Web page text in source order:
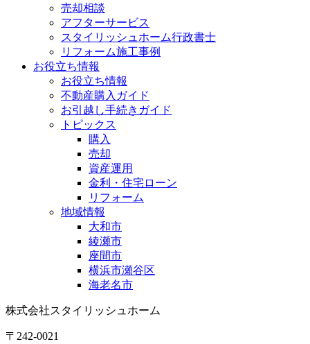
売却相談
アフターサービス
スタイリッシュホーム行政書士
リフォーム施工事例
お役立ち情報
お役立ち情報
不動産購入ガイド
お引越し手続きガイド
トピックス
購入
売却
資産運用
金利・住宅ローン
リフォーム
地域情報
大和市
綾瀬市
座間市
横浜市瀬谷区
海老名市
株式会社スタイリッシュホーム
〒242-0021